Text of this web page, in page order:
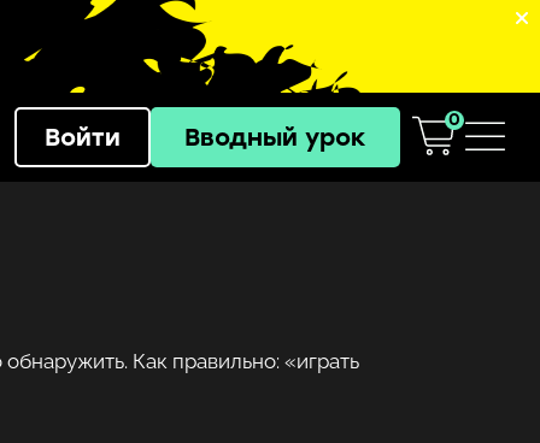
Войти Вводный урок
0
Как правильно: «играть